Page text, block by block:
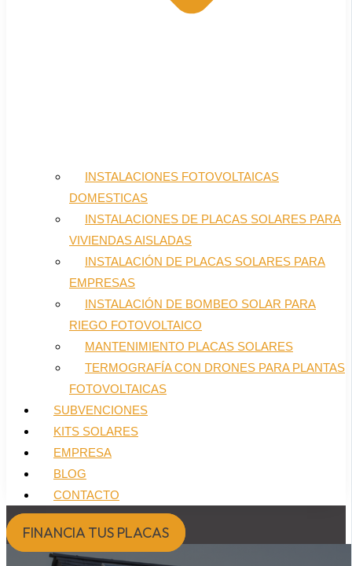
INSTALACIONES FOTOVOLTAICAS
DOMESTICAS
INSTALACIONES DE PLACAS SOLARES PARA
VIVIENDAS AISLADAS
INSTALACIÓN DE PLACAS SOLARES PARA
EMPRESAS
INSTALACIÓN DE BOMBEO SOLAR PARA
RIEGO FOTOVOLTAICO
MANTENIMIENTO PLACAS SOLARES
TERMOGRAFÍA CON DRONES PARA PLANTAS
FOTOVOLTAICAS
SUBVENCIONES
KITS SOLARES
EMPRESA
BLOG
CONTACTO
FINANCIA TUS PLACAS